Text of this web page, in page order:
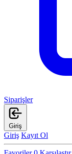
Siparişler
Giriş
Giriş Kayıt Ol